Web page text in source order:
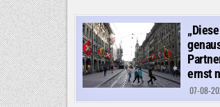
ernst
07-08-